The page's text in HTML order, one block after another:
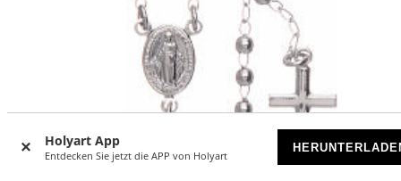
Holyart App
Entdecken Sie jetzt die APP von Holyart